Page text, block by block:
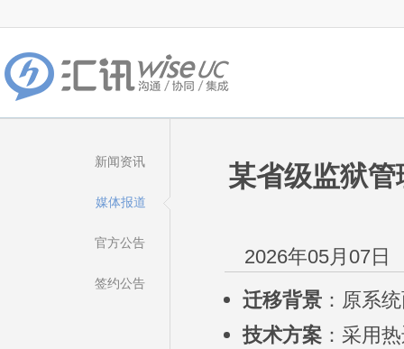
新闻资讯
媒体报道
官方公告
签约公告
某省级监狱
2026年05月07
迁移背景 ：原系
技术方案 ：采用